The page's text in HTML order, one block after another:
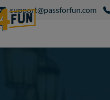
support@passforfun.com